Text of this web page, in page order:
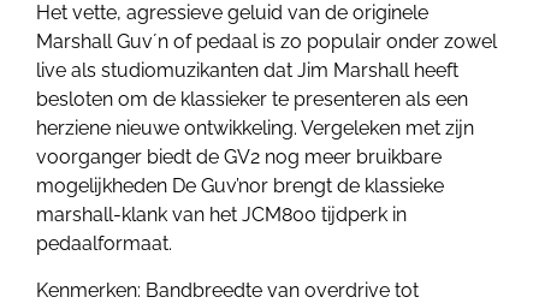
Het vette, agressieve geluid van de originele
Marshall Guv´n of pedaal is zo populair onder zowel
live als studiomuzikanten dat Jim Marshall heeft
besloten om de klassieker te presenteren als een
herziene nieuwe ontwikkeling. Vergeleken met zijn
voorganger biedt de GV2 nog meer bruikbare
mogelijkheden De Guv’nor brengt de klassieke
marshall-klank van het JCM800 tijdperk in
pedaalformaat.
Kenmerken: Bandbreedte van overdrive tot